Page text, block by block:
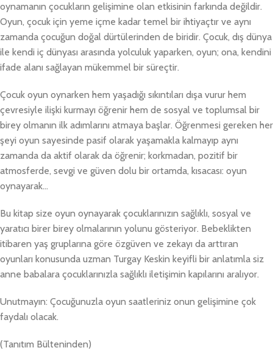
oynamanın çocukların gelişimine olan etkisinin farkında değildir.
Oyun, çocuk için yeme içme kadar temel bir ihtiyaçtır ve aynı
zamanda çocuğun doğal dürtülerinden de biridir. Çocuk, dış dünya
ile kendi iç dünyası arasında yolculuk yaparken, oyun; ona, kendini
ifade alanı sağlayan mükemmel bir süreçtir.
Çocuk oyun oynarken hem yaşadığı sıkıntıları dışa vurur hem
çevresiyle ilişki kurmayı öğrenir hem de sosyal ve toplumsal bir
birey olmanın ilk adımlarını atmaya başlar. Öğrenmesi gereken her
şeyi oyun sayesinde pasif olarak yaşamakla kalmayıp aynı
zamanda da aktif olarak da öğrenir; korkmadan, pozitif bir
atmosferde, sevgi ve güven dolu bir ortamda, kısacası: oyun
oynayarak…
Bu kitap size oyun oynayarak çocuklarınızın sağlıklı, sosyal ve
yaratıcı birer birey olmalarının yolunu gösteriyor. Bebeklikten
itibaren yaş gruplarına göre özgüven ve zekayı da arttıran
oyunları konusunda uzman Turgay Keskin keyifli bir anlatımla siz
anne babalara çocuklarınızla sağlıklı iletişimin kapılarını aralıyor.
Unutmayın: Çocuğunuzla oyun saatleriniz onun gelişimine çok
faydalı olacak.
(Tanıtım Bülteninden)